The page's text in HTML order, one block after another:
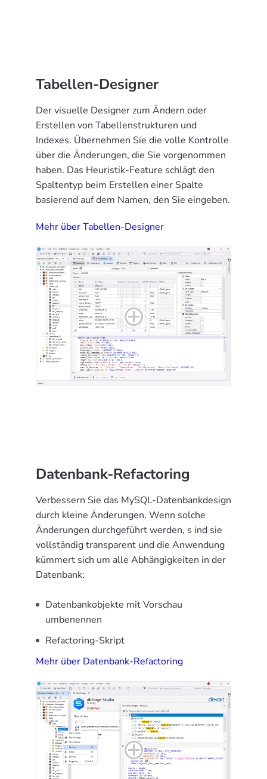
Tabellen-Designer
Der visuelle Designer zum Ändern oder
Erstellen von Tabellenstrukturen und
Indexes. Übernehmen Sie die volle Kontrolle
über die Änderungen, die Sie vorgenommen
haben. Das Heuristik-Feature schlägt den
Spaltentyp beim Erstellen einer Spalte
basierend auf dem Namen, den Sie eingeben.
Mehr über Tabellen-Designer
Datenbank-Refactoring
Verbessern Sie das MySQL-Datenbankdesign
durch kleine Änderungen. Wenn solche
Änderungen durchgeführt werden, s ind sie
vollständig transparent und die Anwendung
kümmert sich um alle Abhängigkeiten in der
Datenbank:
Datenbankobjekte mit Vorschau
umbenennen
Refactoring-Skript
Mehr über Datenbank-Refactoring